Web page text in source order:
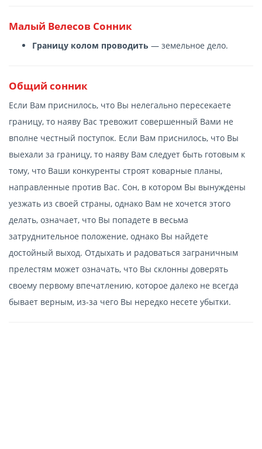
Малый Велесов Сонник
Границу колом проводить — земельное дело.
Общий сонник
Если Вам приснилось, что Вы нелегально пересекаете
границу, то наяву Вас тревожит совершенный Вами не
вполне честный поступок. Если Вам приснилось, что Вы
выехали за границу, то наяву Вам следует быть готовым к
тому, что Ваши конкуренты строят коварные планы,
направленные против Вас. Сон, в котором Вы вынуждены
уезжать из своей страны, однако Вам не хочется этого
делать, означает, что Вы попадете в весьма
затруднительное положение, однако Вы найдете
достойный выход. Отдыхать и радоваться заграничным
прелестям может означать, что Вы склонны доверять
своему первому впечатлению, которое далеко не всегда
бывает верным, из-за чего Вы нередко несете убытки.